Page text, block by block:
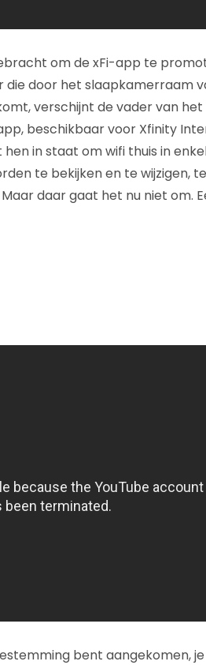
om de xFi-app te
door het slaapkamerraam
verschijnt de vader van het
beschikbaar voor Xfinity
in staat om wifi thuis in
te bekijken en te wijzigen,
daar gaat het nu niet om.
bent aangekomen,